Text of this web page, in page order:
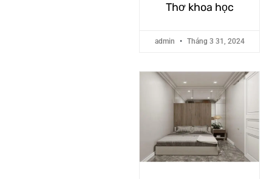
Thơ khoa học
admin Tháng 3 31, 2024